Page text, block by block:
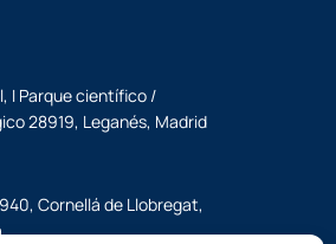
I Parque científico /
28919, Leganés, Madrid
Cornellá de Llobregat,